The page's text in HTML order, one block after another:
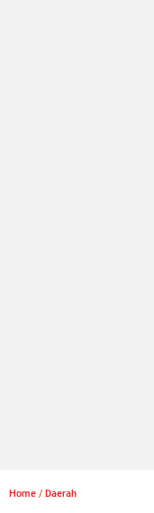
Home / Daerah